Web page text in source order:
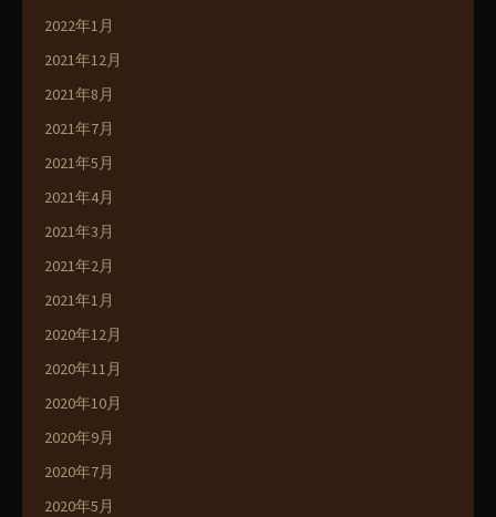
2022年1月
2021年12月
2021年8月
2021年7月
2021年5月
2021年4月
2021年3月
2021年2月
2021年1月
2020年12月
2020年11月
2020年10月
2020年9月
2020年7月
2020年5月